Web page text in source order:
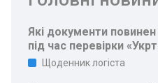
Які документи
під час перевірки
Щоденник логіста